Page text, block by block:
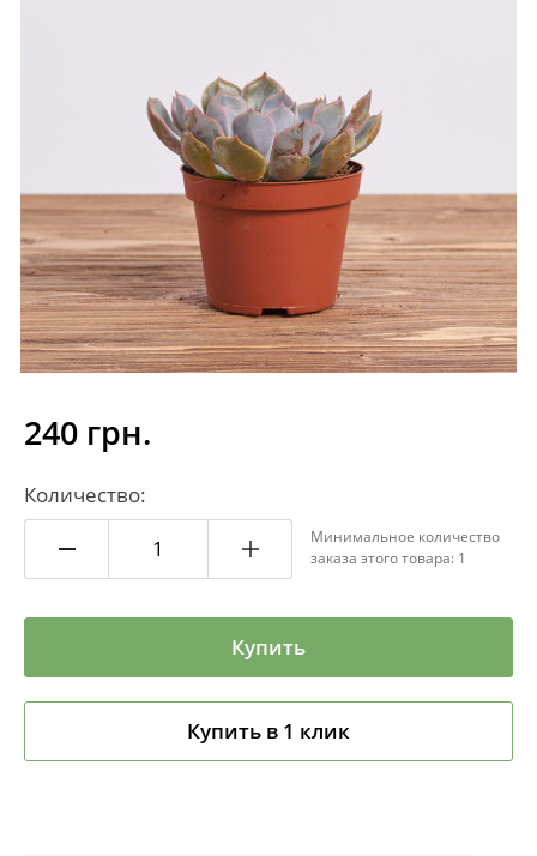
240 грн.
Количество:
Минимальное количество
заказа этого товара: 1
Купить
Купить в 1 клик